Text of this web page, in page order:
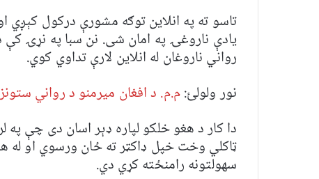
تاسو ته په انلاین توګه مشورې درکول کېږي
یادې ناروغۍ په امان شی. نن سبا په نړۍ کې
رواني ناروغان له انلاین لارې تداوي کوي.
نور ولولئ:م.م. د افغان میرمنو د رواني
دا کار د هغو خلکو لپاره ډېر اسان دی چې
ټاکلي وخت خپل ډاکټر ته ځان ورسوي او له
سهولتونه رامنځته کړي دي.